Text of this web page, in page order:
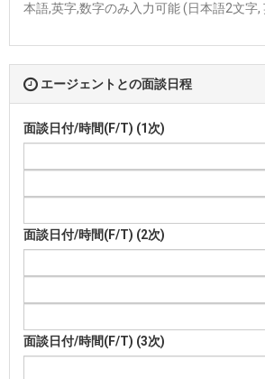
本語,英字,数字のみ入力可能 (日本語2文字,
エージェントとの面談日程
面談日付/時間(F/T) (1次)
面談日付/時間(F/T) (2次)
面談日付/時間(F/T) (3次)